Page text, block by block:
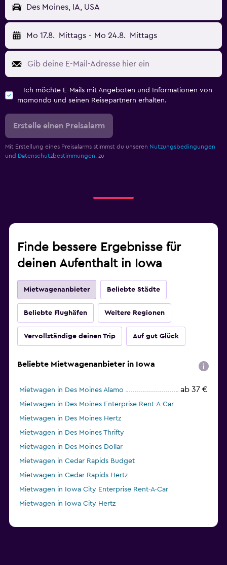
Des Moines, IA, USA
Mo 17.8. Mittags - Mo 24.8. Mittags
Ich möchte E-Mails mit Angeboten und Informationen von
momondo und seinen Reisepartnern erhalten.
Erstelle einen Preisalarm
Mit Erstellung eines Preisalarms stimmst du unseren Nutzungsbedingungen
und Datenschutzbestimmungen. zu
Finde bessere Ergebnisse für
deinen Aufenthalt in Iowa
Mietwagenanbieter Beliebte Städte
Beliebte Flughäfen Weitere Regionen
Vervollständige deinen Trip Auf gut Glück
Beliebte Mietwagenanbieter in Iowa
Mietwagen in Des Moines Alamo ab 37 €
Mietwagen in Des Moines Enterprise Rent-A-Car
Mietwagen in Des Moines Hertz
Mietwagen in Des Moines Thrifty
Mietwagen in Des Moines Dollar
Mietwagen in Cedar Rapids Budget
Mietwagen in Cedar Rapids Hertz
Mietwagen in Iowa City Enterprise Rent-A-Car
Mietwagen in Iowa City Hertz